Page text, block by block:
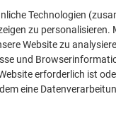
Postwaage ›
Ihrer Poststelle
Haushalt oder
Gewicht Ihrer Sendung,
Technologien
zu personalisieren.
Website zu
und
erforderlich ist
eine